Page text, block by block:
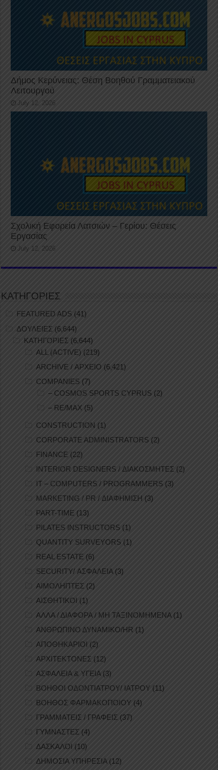
Δήμος Κερύνειας: Θέση Βοηθού Γραμματειακού
Λειτουργού
July 12, 2026
Σχολική Εφορεία Λατσιών – Γερίου: Θέσεις
Εργασίας
July 12, 2026
ΚΑΤΗΓΟΡΙΕΣ
FEATURED ADS (41)
ΔΟΥΛΕΙΕΣ (6,644)
ΚΑΤΗΓΟΡΙΕΣ (6,644)
ALL (ACTIVE) (219)
ARCHIVE / ΑΡΧΕΙΟ (6,421)
COMPANIES (7)
– COSMOS SPORTS CYPRUS (2)
– RE/MAX (5)
CONSTRUCTION (1)
CORPORATE ADMINISTRATORS (2)
FINANCE (22)
INTERIOR DESIGNERS / ΔΙΑΚΟΣΜΗΤΕΣ (2)
IT – COMPUTERS / PROGRAMMERS (3)
MARKETING / PR / ΔΙΑΦΗΜΙΣΗ (3)
PART-TIME (13)
PILATES INSTRUCTORS (1)
QUANTITY SURVEYORS (1)
REAL ESTATE (6)
SECURITY/ ΑΣΦΑΛΕΙΑ(3)
ΑΙΜΟΛΗΠΤΕΣ (2)
ΑΙΣΘΗΤΙΚΟΙ (1)
ΑΛΛΑ / ΔΙΑΦΟΡΑ / ΜΗ ΤΑΞΙΝΟΜΗΜΕΝΑ(1)
ΑΝΘΡΩΠΙΝΟ ΔΥΝΑΜΙΚΟ/HR (1)
ΑΠΟΘΗΚΑΡΙΟΙ (2)
ΑΡΧΙΤΕΚΤΟΝΕΣ (12)
ΑΣΦΑΛΕΙΑ & ΥΓΕΙΑ (3)
ΒΟΗΘΟΙ ΟΔΟΝΤΙΑΤΡΟΥ/ ΙΑΤΡΟΥ (11)
ΒΟΗΘΟΣ ΦΑΡΜΑΚΟΠΟΙΟΥ (4)
ΓΡΑΜΜΑΤΕΙΣ / ΓΡΑΦΕΙΣ (37)
ΓΥΜΝΑΣΤΕΣ (4)
ΔΑΣΚΑΛΟΙ (10)
ΔΗΜΟΣΙΑ ΥΠΗΡΕΣΙΑ(12)